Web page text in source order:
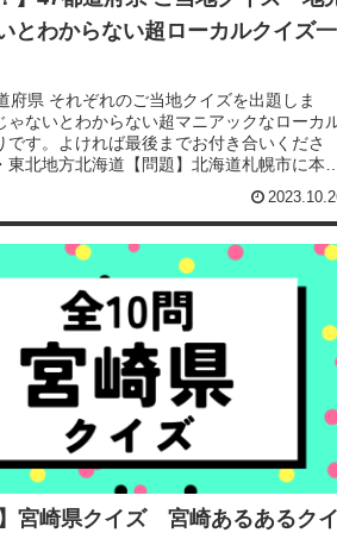
とわからない超ローカルクイズ一
府県 それぞれのご当地クイズを出題しま
ゃないとわからない超マニアックなローカ
です。よければ最後までお付き合いくださ
東北地方北海道【問題】北海道札幌市に本
】宮崎県クイズ 宮崎あるあるク